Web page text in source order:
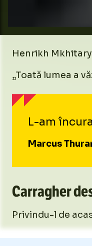
Henrikh
„Toată lumea a
L-am
Marcus
Carragher
Privindu-l de